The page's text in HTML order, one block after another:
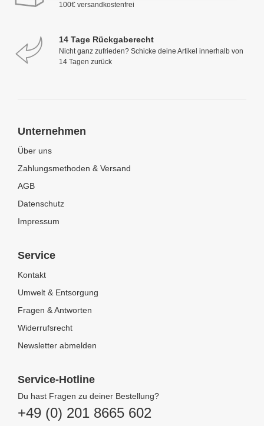
100€ versandkostenfrei
14 Tage Rückgaberecht
Nicht ganz zufrieden? Schicke deine Artikel innerhalb von
14 Tagen zurück
Unternehmen
Über uns
Zahlungsmethoden & Versand
AGB
Datenschutz
Impressum
Service
Kontakt
Umwelt & Entsorgung
Fragen & Antworten
Widerrufsrecht
Newsletter abmelden
Service-Hotline
Du hast Fragen zu deiner Bestellung?
+49 (0) 201 8665 602